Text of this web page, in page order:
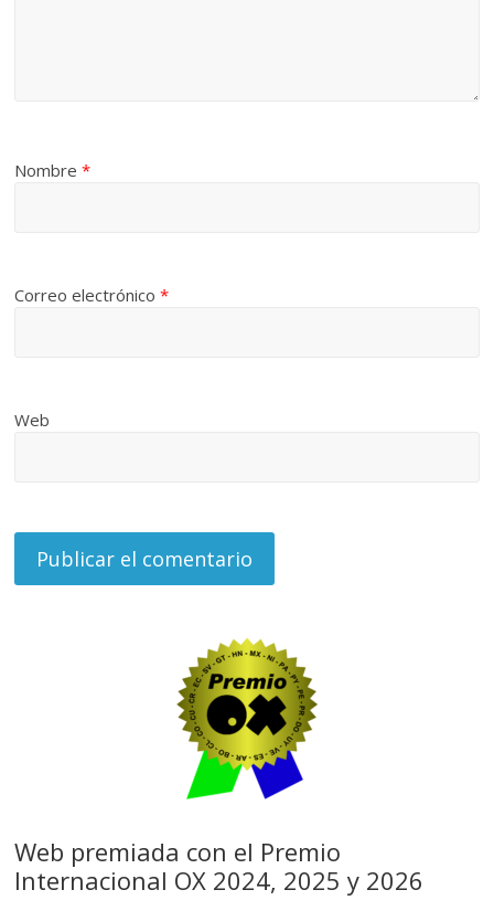
Nombre*
Correo electrónico*
Web
Web premiada con el Premio
Internacional OX 2024, 2025 y 2026